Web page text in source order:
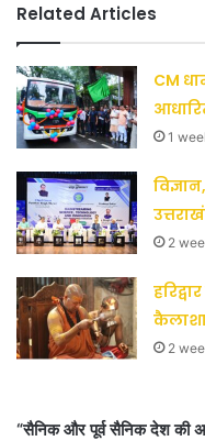
Related Articles
CM
1
2
2
“सैनिक और पूर्व सैनिक देश की